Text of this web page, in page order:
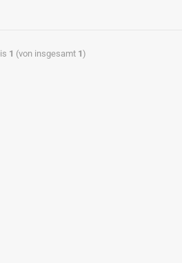
1 (von insgesamt 1)